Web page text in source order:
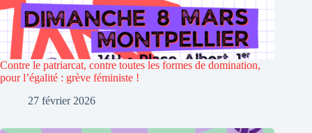
Contre le patriarcat, contre toutes les formes de domination,
pour l’égalité : grève féministe !
27 février 2026